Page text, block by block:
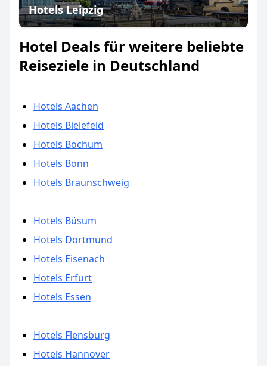
Hotels Leipzig
Hotel Deals für weitere beliebte
Reiseziele in Deutschland
Hotels Aachen
Hotels Bielefeld
Hotels Bochum
Hotels Bonn
Hotels Braunschweig
Hotels Büsum
Hotels Dortmund
Hotels Eisenach
Hotels Erfurt
Hotels Essen
Hotels Flensburg
Hotels Hannover